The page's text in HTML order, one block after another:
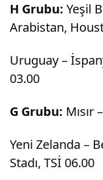
H Grubu: Yeşil
Arabistan,
Uruguay –
03.00
G Grubu: Mısır
Yeni Zelanda –
Stadı, TSİ 06.00